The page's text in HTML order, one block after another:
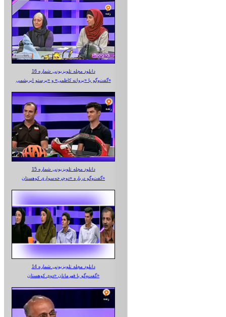
دانلود مجله تلویزیونی شماره 16
گفت‌وگو با «پروانه کاظمی» و «پرستو‌ ابریشمی»
دانلود مجله تلویزیونی شماره 15
گفت‌وگو درباره «دوچرخه‌سواری کوهستان»
دانلود مجله تلویزیونی شماره 14
گفت‌وگو با قهرمانان «دوی کوهستان»